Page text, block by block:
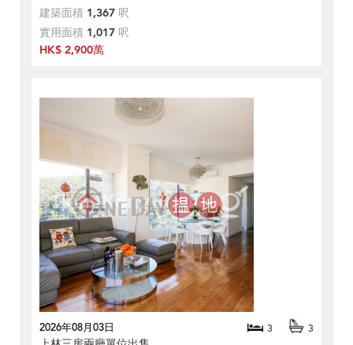
建築面積 1,367 呎
實用面積 1,017 呎
HK$ 2,900萬
2026年08月03日 3 3